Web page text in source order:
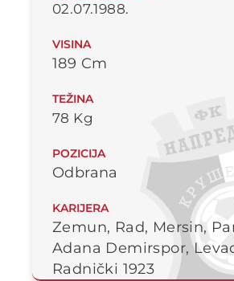
02.07.1988.
VISINA
189 Cm
TEŽINA
78 Kg
POZICIJA
Odbrana
KARIJERA
Zemun, Rad, Mersin,
Adana Demirspor,
Radnički 1923